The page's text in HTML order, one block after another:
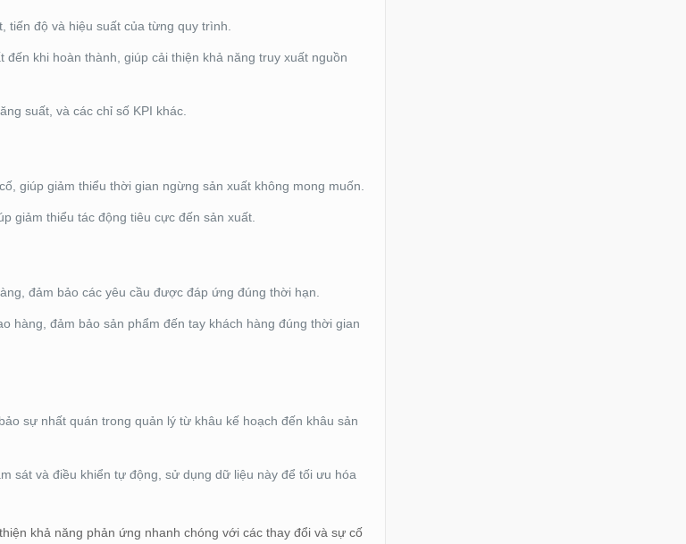
tiến độ và hiệu suất của từng quy trình.
khi hoàn thành, giúp cải thiện khả năng truy xuất nguồn
suất, và các chỉ số KPI khác.
giúp giảm thiểu thời gian ngừng sản xuất không mong muốn.
giảm thiểu tác động tiêu cực đến sản xuất.
đảm bảo các yêu cầu được đáp ứng đúng thời hạn.
hàng, đảm bảo sản phẩm đến tay khách hàng đúng thời gian
sự nhất quán trong quản lý từ khâu kế hoạch đến khâu sản
sát và điều khiển tự động, sử dụng dữ liệu này để tối ưu hóa
khả năng phản ứng nhanh chóng với các thay đổi và sự cố